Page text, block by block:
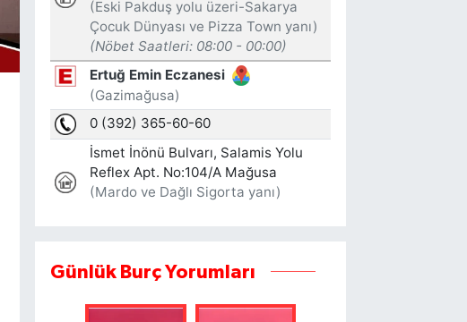
Günlük Burç Yorumları